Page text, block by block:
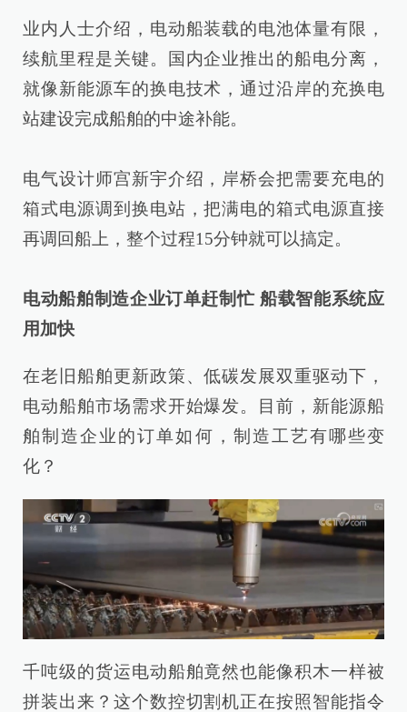
业内人士介绍，电动船装载的电池体量有限，
续航里程是关键。国内企业推出的船电分离，
就像新能源车的换电技术，通过沿岸的充换电
站建设完成船舶的中途补能。
电气设计师宫新宇介绍，岸桥会把需要充电的
箱式电源调到换电站，把满电的箱式电源直接
再调回船上，整个过程15分钟就可以搞定。
电动船舶制造企业订单赶制忙 船载智能系统应
用加快
在老旧船舶更新政策、低碳发展双重驱动下，
电动船舶市场需求开始爆发。目前，新能源船
舶制造企业的订单如何，制造工艺有哪些变
化？
千吨级的货运电动船舶竟然也能像积木一样被
拼装出来？这个数控切割机正在按照智能指令